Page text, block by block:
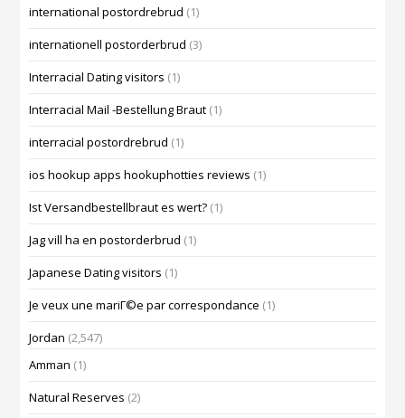
international postordrebrud (1)
internationell postorderbrud (3)
Interracial Dating visitors (1)
Interracial Mail -Bestellung Braut (1)
interracial postordrebrud (1)
ios hookup apps hookuphotties reviews (1)
Ist Versandbestellbraut es wert? (1)
Jag vill ha en postorderbrud (1)
Japanese Dating visitors (1)
Je veux une mariГ©e par correspondance (1)
Jordan (2,547)
Amman (1)
Natural Reserves (2)